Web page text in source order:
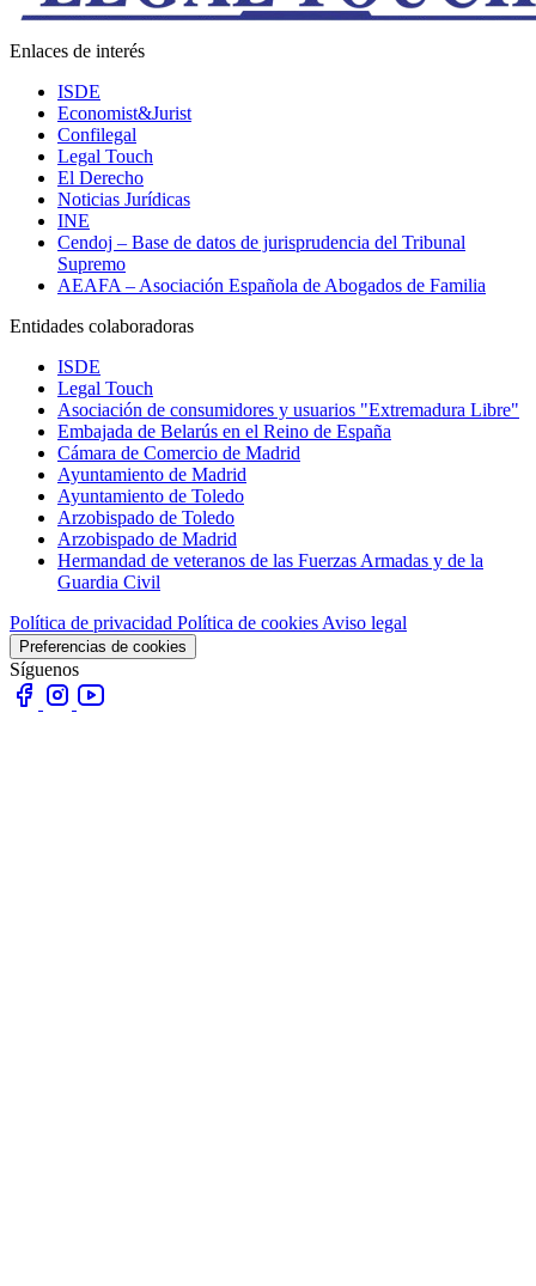
Enlaces de interés
ISDE
Economist&Jurist
Confilegal
Legal Touch
El Derecho
Noticias Jurídicas
INE
Cendoj – Base de datos de jurisprudencia del Tribunal
Supremo
AEAFA – Asociación Española de Abogados de Familia
Entidades colaboradoras
ISDE
Legal Touch
Asociación de consumidores y usuarios "Extremadura Libre"
Embajada de Belarús en el Reino de España
Cámara de Comercio de Madrid
Ayuntamiento de Madrid
Ayuntamiento de Toledo
Arzobispado de Toledo
Arzobispado de Madrid
Hermandad de veteranos de las Fuerzas Armadas y de la
Guardia Civil
Política de privacidad Política de cookies Aviso legal
Preferencias de cookies
Síguenos